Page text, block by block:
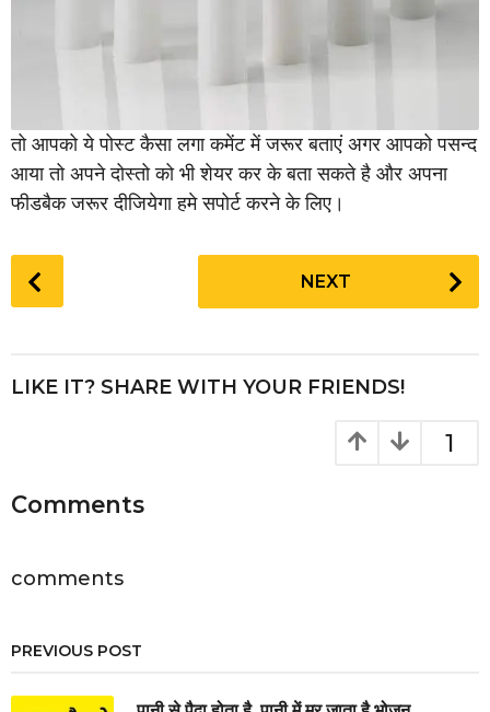
तो आपको ये पोस्ट कैसा लगा कमेंट में जरूर बताएं अगर आपको पसन्द
आया तो अपने दोस्तो को भी शेयर कर के बता सकते है और अपना
फीडबैक जरूर दीजियेगा हमे सपोर्ट करने के लिए।
o
P
n
i
n
NEXT
LIKE IT? SHARE WITH YOUR FRIENDS!
1
Comments
comments
PREVIOUS POST